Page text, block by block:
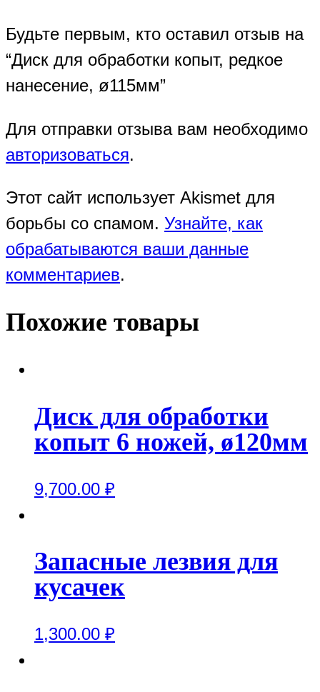
Будьте первым, кто оставил отзыв на
“Диск для обработки копыт, редкое
нанесение, ø115мм”
Для отправки отзыва вам необходимо
авторизоваться.
Этот сайт использует Akismet для
борьбы со спамом. Узнайте, как
обрабатываются ваши данные
комментариев.
Похожие товары
Диск для обработки
копыт 6 ножей, ø120мм
9,700.00 ₽
Запасные лезвия для
кусачек
1,300.00 ₽